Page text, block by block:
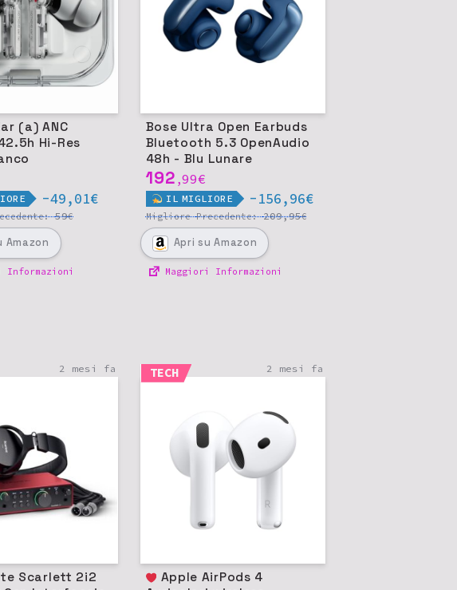
(a) ANC
Hi-Res
-49,01€
59€
Amazon
Informazioni
Bose Ultra Open Earbuds
Bluetooth 5.3 OpenAudio
48h - Blu Lunare
192 ,99€
IL MIGLIORE -156,96€
MigliorePrecedente:209,95€
Apri su Amazon
Maggiori Informazioni
2 mesi fa TECH 2 mesi fa